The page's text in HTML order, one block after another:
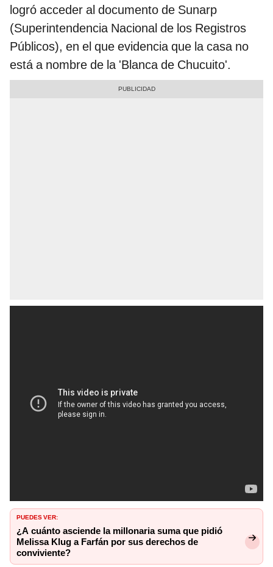
logró acceder al documento de Sunarp
(Superintendencia Nacional de los Registros
Públicos), en el que evidencia que la casa no
está a nombre de la 'Blanca de Chucuito'.
PUEDES VER:
¿A cuánto asciende la millonaria suma que pidió
Melissa Klug a Farfán por sus derechos de
conviviente?